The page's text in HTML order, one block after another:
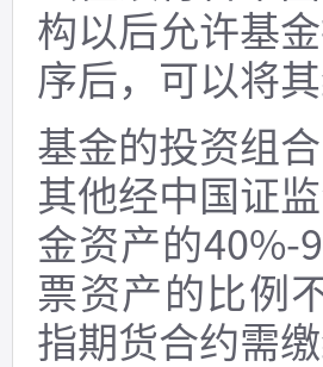
构以后允许基
序后，可以将
基金的投资组
其他经中国证
金资产的40%-
票资产的比例
指期货合约需